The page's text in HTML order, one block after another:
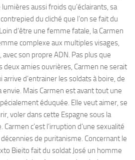
aussi froids qu’éclairants, sa
du cliché que l’on se fait du
d’être une femme fatale, la Carmen
complexe aux multiples visages,
son propre ADN. Pas plus que
deux amies ouvrières, Carmen ne serait
d’entrainer les soldats à boire, de
envie. Mais Carmen est avant tout une
éduquée. Elle veut aimer, se
voler dans cette Espagne sous la
c’est l’irruption d’une sexualité
de puritanisme. Concernant le
Bieito fait du soldat José un homme